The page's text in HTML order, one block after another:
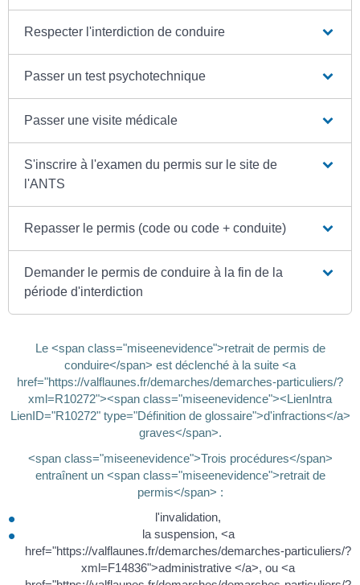
Respecter l'interdiction de conduire
Passer un test psychotechnique
Passer une visite médicale
S'inscrire à l'examen du permis sur le site de
l'ANTS
Repasser le permis (code ou code + conduite)
Demander le permis de conduire à la fin de la
période d'interdiction
Le <span class="miseenevidence">retrait de permis de
conduire</span> est déclenché à la suite <a
href="https://valflaunes.fr/demarches/demarches-particuliers/?
xml=R10272"><span class="miseenevidence"><LienIntra
LienID="R10272" type="Définition de glossaire">d'infractions</a>
graves</span>.
<span class="miseenevidence">Trois procédures</span>
entraînent un <span class="miseenevidence">retrait de
permis</span> :
l'invalidation,
la suspension, <a
href="https://valflaunes.fr/demarches/demarches-particuliers/?
xml=F14836">administrative </a>, ou <a